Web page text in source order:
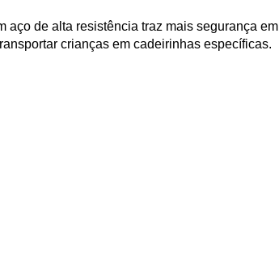
aço de alta resistência traz mais segurança em
crianças em cadeirinhas específicas.